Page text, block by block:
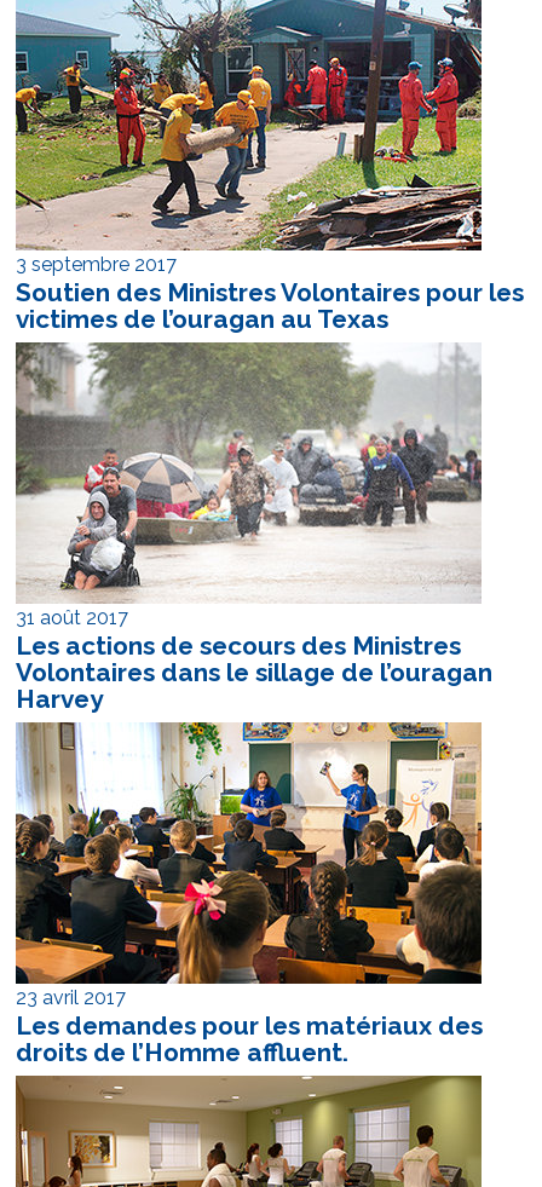
3 septembre 2017
Soutien des Ministres Volontaires pour les
victimes de l’ouragan au Texas
31 août 2017
Les actions de secours des Ministres
Volontaires dans le sillage de l’ouragan
Harvey
23 avril 2017
Les demandes pour les matériaux des
droits de l’Homme affluent.